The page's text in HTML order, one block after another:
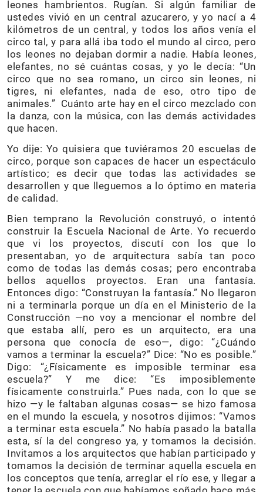
leones hambrientos. Rugían. Si algún familiar de
ustedes vivió en un central azucarero, y yo nací a 4
kilómetros de un central, y todos los años venía el
circo tal, y para allá iba todo el mundo al circo, pero
los leones no dejaban dormir a nadie. Había leones,
elefantes, no sé cuántas cosas, y yo le decía: “Un
circo que no sea romano, un circo sin leones, ni
tigres, ni elefantes, nada de eso, otro tipo de
animales.” Cuánto arte hay en el circo mezclado con
la danza, con la música, con las demás actividades
que hacen.
Yo dije: Yo quisiera que tuviéramos 20 escuelas de
circo, porque son capaces de hacer un espectáculo
artístico; es decir que todas las actividades se
desarrollen y que lleguemos a lo óptimo en materia
de calidad.
Bien temprano la Revolución construyó, o intentó
construir la Escuela Nacional de Arte. Yo recuerdo
que vi los proyectos, discutí con los que lo
presentaban, yo de arquitectura sabía tan poco
como de todas las demás cosas; pero encontraba
bellos aquellos proyectos. Eran una fantasía.
Entonces digo: “Construyan la fantasía.” No llegaron
ni a terminarla porque un día en el Ministerio de la
Construcción —no voy a mencionar el nombre del
que estaba allí, pero es un arquitecto, era una
persona que conocía de eso—, digo: “¿Cuándo
vamos a terminar la escuela?” Dice: “No es posible.”
Digo: “¿Físicamente es imposible terminar esa
escuela?” Y me dice: “Es imposiblemente
físicamente construirla.” Pues nada, con lo que se
hizo —y le faltaban algunas cosas— se hizo famosa
en el mundo la escuela, y nosotros dijimos: “Vamos
a terminar esta escuela.” No había pasado la batalla
esta, sí la del congreso ya, y tomamos la decisión.
Invitamos a los arquitectos que habían participado y
tomamos la decisión de terminar aquella escuela en
los conceptos que tenía, arreglar el río ese, y llegar a